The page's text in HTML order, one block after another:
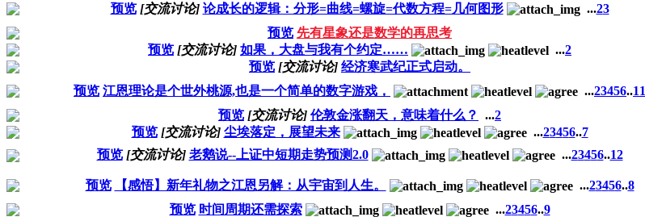
预览 [交流讨论] 论成长的逻辑：分形=曲线=螺旋=代数方程=几何图形 ...23
预览 先有星象还是数学的再思考
预览 [交流讨论] 如果，大盘与我有个约定…… ...2
预览 [交流讨论] 经济寒武纪正式启动。
预览 江恩理论是个世外桃源,也是一个简单的数字游戏， ...23456..11
预览 [交流讨论] 伦敦金涨翻天，意味着什么？ ...2
预览 [交流讨论] 尘埃落定，展望未来 ...23456..7
预览 [交流讨论] 老鹅说--上证中短期走势预测2.0 ...23456..12
预览 【感悟】新年礼物之江恩另解：从宇宙到人生。 ...23456..8
预览 时间周期还需探索 ...23456..9